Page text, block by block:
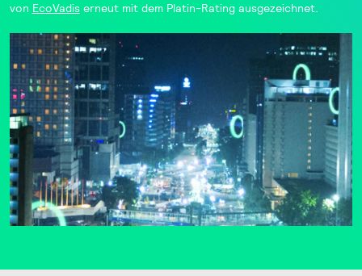
von EcoVadiserneut mit dem Platin-Rating ausgezeichnet.